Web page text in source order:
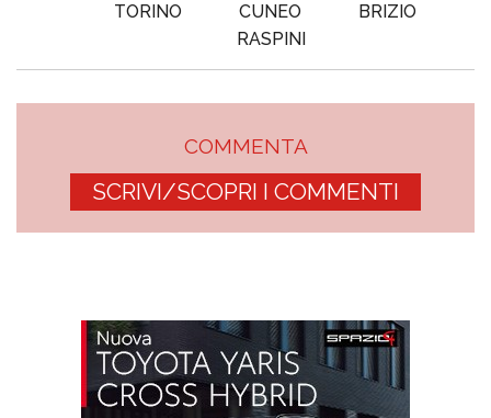
TORINO
CUNEO
BRIZIO
RASPINI
COMMENTA
SCRIVI/SCOPRI I COMMENTI